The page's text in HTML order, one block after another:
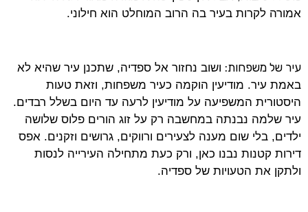
אמורה לקרות בעיר בה הרוב המוחלט הוא חילוני.
עיר של משפחות:ושוב נחזור אל ספדיה, שתכנן עיר שהיא לא
באמת עיר. מודיעין הוקמה כעיר משפחות, וזאת טעות
היסטורית המשפיעה על מודיעין לרעה עד היום בשלל רבדים.
עיר שלמה נבנתה במחשבה רק על זוג הורים פלוס שלושה
ילדים, בלי שום מענה לצעירים ורווקים, גרושים וזקנים. אפס
דירות קטנות נבנו כאן, ורק כעת מתחילה העירייה לנסות
ולתקן את הטעויות של ספדיה.